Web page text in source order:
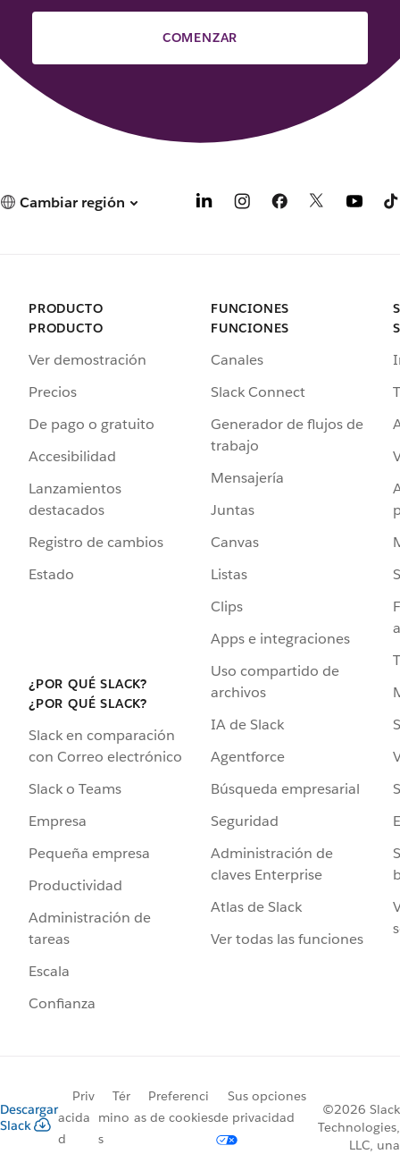
COMENZAR
Cambiar región
PRODUCTO
PRODUCTO
Ver demostración
Precios
De pago o gratuito
Accesibilidad
Lanzamientos
destacados
Registro de cambios
Estado
¿POR QUÉ SLACK?
¿POR QUÉ SLACK?
Slack en comparación
con Correo electrónico
Slack o Teams
Empresa
Pequeña empresa
Productividad
Administración de
tareas
Escala
Confianza
FUNCIONES
FUNCIONES
Canales
Slack Connect
Generador de flujos de
trabajo
Mensajería
Juntas
Canvas
Listas
Clips
Apps e integraciones
Uso compartido de
archivos
IA de Slack
Agentforce
Búsqueda empresarial
Seguridad
Administración de
claves Enterprise
Atlas de Slack
Ver todas las funciones
Descargar
Slack
Priv
acida
d
Tér
mino
s
Preferenci
as de cookies
Sus opciones
de privacidad
©2026 Slack
Technologies,
LLC, una